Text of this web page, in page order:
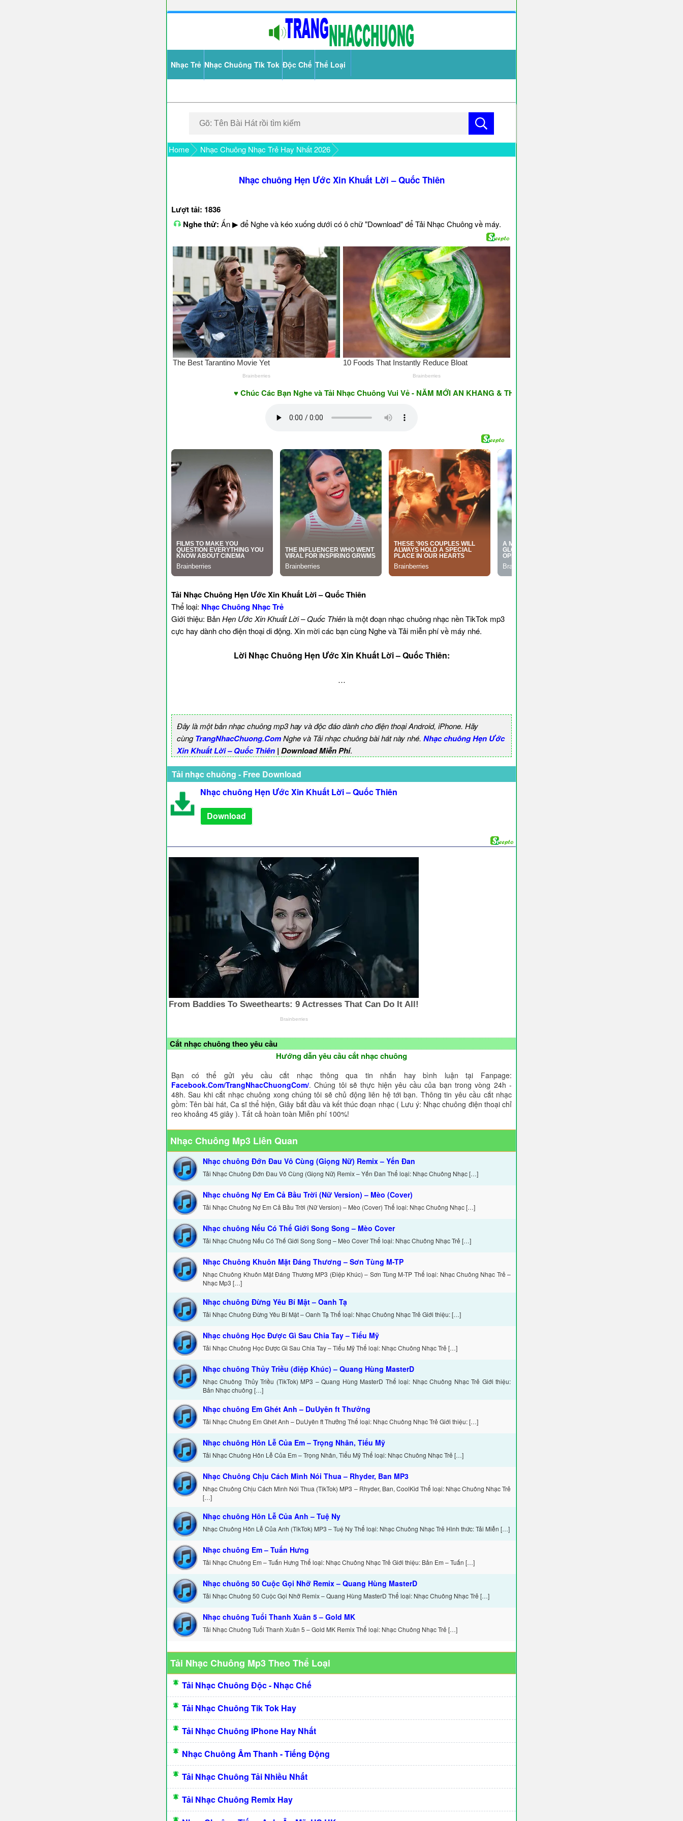
Nhạc Trẻ Nhạc Chuông Tik Tok Độc Chế Thể Loại
Home Nhạc Chuông Nhạc Trẻ Hay Nhất 2026
Nhạc chuông Hẹn Ước Xin Khuất Lời – Quốc Thiên
Lượt tải: 1836
Nghe thử: Ấn ▶ để Nghe và kéo xuống dưới có ô chữ "Download" để Tải Nhạc Chuông về máy.
♥ Chúc Các Bạn Nghe và Tải Nhạc Chuông Vui Vẻ - NĂM MỚI AN KHANG & THỊNH VƯỢNG ♥ Have A Nice Day ♥
Tải Nhạc Chuông Hẹn Ước Xin Khuất Lời – Quốc Thiên
Thể loại: Nhạc Chuông Nhạc Trẻ
Giới thiệu: BảnHẹn Ước Xin Khuất Lời – Quốc Thiên là một đoạn nhạc chuông nhạc nền TikTok mp3
cực hay dành cho điện thoại di động. Xin mời các bạn cùng Nghe và Tải miễn phí về máy nhé.
Lời Nhạc Chuông Hẹn Ước Xin Khuất Lời – Quốc Thiên:
…
Đây là một bản nhạc chuông mp3 hay và độc đáo dành cho điện thoại Android, iPhone. Hãy
cùngTrangNhacChuong.ComNghe và Tải nhạc chuông bài hát này nhé. Nhạc chuông Hẹn Ước
Xin Khuất Lời – Quốc Thiên | Download Miễn Phí.
Tải nhạc chuông - Free Download
Nhạc chuông Hẹn Ước Xin Khuất Lời – Quốc Thiên
Download
Cắt nhạc chuông theo yêu cầu
Hướng dẫn yêu cầu cắt nhạc chuông
Bạn có thể gửi yêu cầu cắt nhạc thông qua tin nhắn hay bình luận tại Fanpage:
Facebook.Com/TrangNhacChuongCom/. Chúng tôi sẽ thực hiện yêu cầu của bạn trong vòng 24h -
48h. Sau khi cắt nhạc chuông xong chúng tôi sẽ chủ động liên hệ tới bạn. Thông tin yêu cầu cắt nhạc
gồm: Tên bài hát, Ca sĩ thể hiện, Giây bắt đầu và kết thúc đoạn nhạc ( Lưu ý: Nhạc chuông điện thoại chỉ
reo khoảng 45 giây ). Tất cả hoàn toàn Miễn phí 100%!
Nhạc Chuông Mp3 Liên Quan
Nhạc chuông Đớn Đau Vô Cùng (Giọng Nữ) Remix – Yến Đan
Tải Nhạc Chuông Đớn Đau Vô Cùng (Giọng Nữ) Remix – Yến Đan Thể loại: Nhạc Chuông Nhạc […]
Nhạc chuông Nợ Em Cả Bầu Trời (Nữ Version) – Mèo (Cover)
Tải Nhạc Chuông Nợ Em Cả Bầu Trời (Nữ Version) – Mèo (Cover) Thể loại: Nhạc Chuông Nhạc […]
Nhạc chuông Nếu Có Thế Giới Song Song – Mèo Cover
Tải Nhạc Chuông Nếu Có Thế Giới Song Song – Mèo Cover Thể loại: Nhạc Chuông Nhạc Trẻ […]
Nhạc Chuông Khuôn Mặt Đáng Thương – Sơn Tùng M-TP
Nhạc Chuông Khuôn Mặt Đáng Thương MP3 (Điệp Khúc) – Sơn Tùng M-TP Thể loại: Nhạc Chuông Nhạc Trẻ –
Nhạc Mp3 […]
Nhạc chuông Đừng Yêu Bí Mật – Oanh Tạ
Tải Nhạc Chuông Đừng Yêu Bí Mật – Oanh Tạ Thể loại: Nhạc Chuông Nhạc Trẻ Giới thiệu: […]
Nhạc chuông Học Được Gì Sau Chia Tay – Tiểu Mỹ
Tải Nhạc Chuông Học Được Gì Sau Chia Tay – Tiểu Mỹ Thể loại: Nhạc Chuông Nhạc Trẻ […]
Nhạc chuông Thủy Triều (điệp Khúc) – Quang Hùng MasterD
Nhạc Chuông Thủy Triều (TikTok) MP3 – Quang Hùng MasterD Thể loại: Nhạc Chuông Nhạc Trẻ Giới thiệu:
Bản Nhạc chuông […]
Nhạc chuông Em Ghét Anh – DuUyên ft Thưởng
Tải Nhạc Chuông Em Ghét Anh – DuUyên ft Thưởng Thể loại: Nhạc Chuông Nhạc Trẻ Giới thiệu: […]
Nhạc chuông Hôn Lễ Của Em – Trọng Nhân, Tiểu Mỹ
Tải Nhạc Chuông Hôn Lễ Của Em – Trọng Nhân, Tiểu Mỹ Thể loại: Nhạc Chuông Nhạc Trẻ […]
Nhạc Chuông Chịu Cách Mình Nói Thua – Rhyder, Ban MP3
Nhạc Chuông Chịu Cách Mình Nói Thua (TikTok) MP3 – Rhyder, Ban, CoolKid Thể loại: Nhạc Chuông Nhạc Trẻ
[…]
Nhạc chuông Hôn Lễ Của Anh – Tuệ Ny
Nhạc Chuông Hôn Lễ Của Anh (TikTok) MP3 – Tuệ Ny Thể loại: Nhạc Chuông Nhạc Trẻ Hình thức: Tải Miễn […]
Nhạc chuông Em – Tuấn Hưng
Tải Nhạc Chuông Em – Tuấn Hưng Thể loại: Nhạc Chuông Nhạc Trẻ Giới thiệu: Bản Em – Tuấn […]
Nhạc chuông 50 Cuộc Gọi Nhỡ Remix – Quang Hùng MasterD
Tải Nhạc Chuông 50 Cuộc Gọi Nhỡ Remix – Quang Hùng MasterD Thể loại: Nhạc Chuông Nhạc Trẻ […]
Nhạc chuông Tuổi Thanh Xuân 5 – Gold MK
Tải Nhạc Chuông Tuổi Thanh Xuân 5 – Gold MK Remix Thể loại: Nhạc Chuông Nhạc Trẻ […]
Tải Nhạc Chuông Mp3 Theo Thể Loại
Tải Nhạc Chuông Độc - Nhạc Chế
Tải Nhạc Chuông Tik Tok Hay
Tải Nhạc Chuông IPhone Hay Nhất
Nhạc Chuông Âm Thanh - Tiếng Động
Tải Nhạc Chuông Tải Nhiều Nhất
Tải Nhạc Chuông Remix Hay